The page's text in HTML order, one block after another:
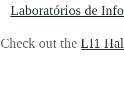
Laboratórios de
Check out the LI1